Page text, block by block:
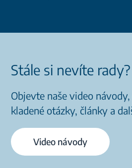
Stále si nevíte rady?
Objevte naše video
kladené otázky, články a
Video návody